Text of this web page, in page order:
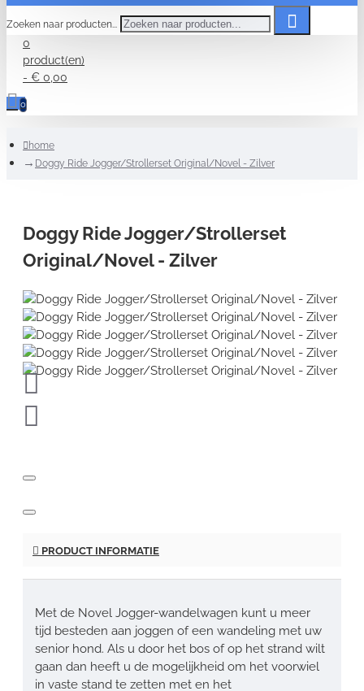
Zoeken naar producten...
0
product(en)
- € 0,00
0
home
Doggy Ride Jogger/Strollerset Original/Novel - Zilver
Doggy Ride Jogger/Strollerset
Original/Novel - Zilver
PRODUCT INFORMATIE
Met de Novel Jogger-wandelwagen kunt u meer
tijd besteden aan joggen of een wandeling met uw
senior hond. Als u door het bos of op het strand wilt
gaan dan heeft u de mogelijkheid om het voorwiel
in vaste stand te zetten met en het